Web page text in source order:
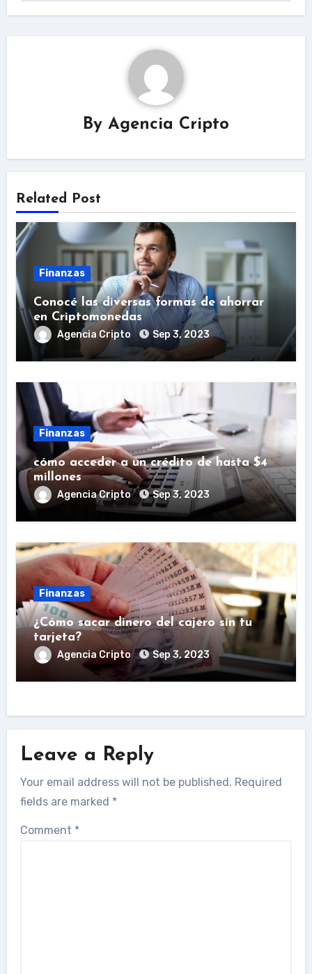
By Agencia Cripto
Related Post
Finanzas
Conocé las diversas formas de ahorrar
en Criptomonedas
Agencia Cripto Sep 3, 2023
Finanzas
cómo acceder a un crédito de hasta $4
millones
Agencia Cripto Sep 3, 2023
Finanzas
¿Cómo sacar dinero del cajero sin tu
tarjeta?
Agencia Cripto Sep 3, 2023
Leave a Reply
Your email address will not be published. Required
fields are marked *
Comment *